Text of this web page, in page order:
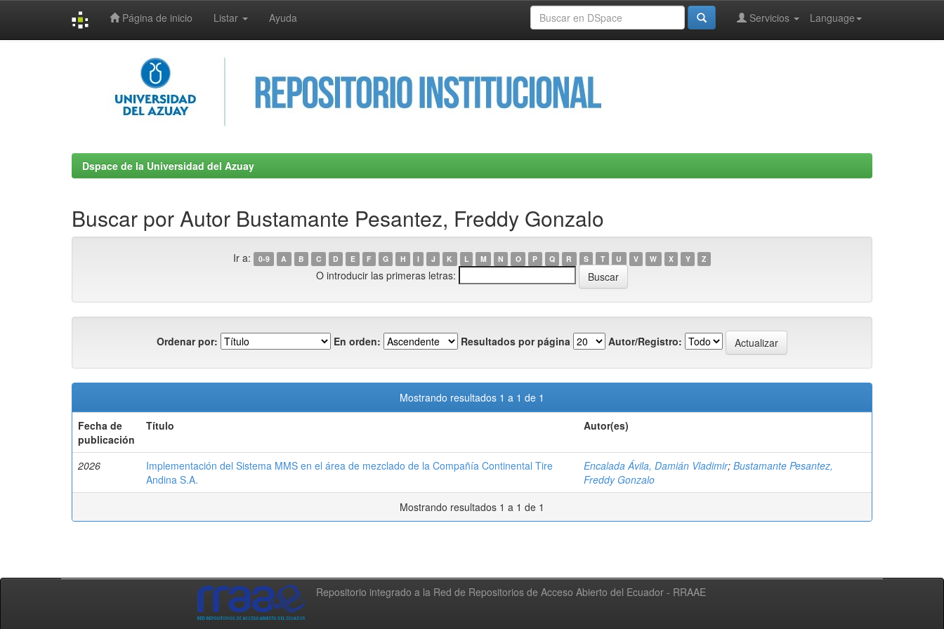
Página de inicio Listar Ayuda Language
Servicios
Dspace de la Universidad del Azuay
Buscar por Autor Bustamante Pesantez, Freddy Gonzalo
Ir a: 0-9 A B C D E F G H I J K L M N O P Q R S T U V W X Y Z
O introducir las primeras letras:
Ordenar por: En orden: Resultados por página Autor/Registro:
Mostrando resultados 1 a 1 de 1
Fecha de
publicación
Título Autor(es)
2026
Implementación del Sistema MMS en el área de mezclado de la Compañía Continental Tire
Andina S.A.
Encalada Ávila, Damián Vladimir; Bustamante Pesantez,
Freddy Gonzalo
Mostrando resultados 1 a 1 de 1
Repositorio integrado a la Red de Repositorios de Acceso Abierto del Ecuador - RRAAE